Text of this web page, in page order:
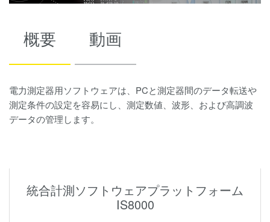
概要 動画
電力測定器用ソフトウェアは、PCと測定器間のデータ転送や
測定条件の設定を容易にし、測定数値、波形、および高調波
データの管理します。
統合計測ソフトウェアプラットフォーム
IS8000